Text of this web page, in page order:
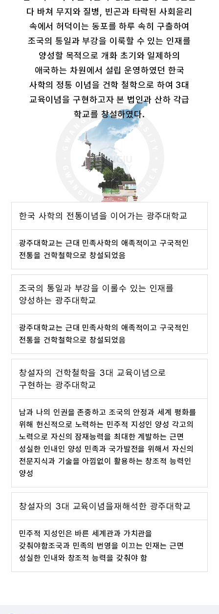
다 바쳐 무지와 질병, 빈곤과 타락된 사회윤리
속에서 허덕이는 동포를 하루 속히 구출하여
조국의 통일과 부강을 이룩할 수 있는 인재를
양성할 목적으로 개화 초기와 일제하의
애국하는 차원에서 설립 운영하였던 한국
사학의 정통 이념을 건학 철학으로 하여 3대
교육이념을 구현하고자본 법인과 산하 각급
학교를 창설하였다.
한국 사학의 전통이념을 이어가는 광주대학교
광주대학교는 근대 민족사학의 애족적이고 구국적인
전통을 건학철학으로 창설되었음
조국의 통일과 부강을 이룰수 있는 인재를
양성하는 광주대학교
광주대학교는 근대 민족사학의 애족적이고 구국적인
전통을 건학철학으로 창설되었음
창설자의 건학철학을 3대 교육이념으로
구현하는 광주대학교
남과 나의 인권을 존중하고 조국의 안정과 세계 평화를
위해 헌신적으로 노력하는 민주적 지성인 양성 각고의
노력으로 자신의 잠재능력을 최대한 계발하는 근면
성실한 인내인 양성 민족과 국가발전을 위해서 자신의
전문지식과 기술을 아낌없이 활용하는 창조적 능력인
양성
창설자의 3대 교육이념을재해석한 광주대학교
민주적 지성인은 바른 세계관과 가치관을
갖춰야함조국과 민족의 번영을 이끄는 인재는 근면
성실한 인내와 창조적 능력을 갖춰야 함